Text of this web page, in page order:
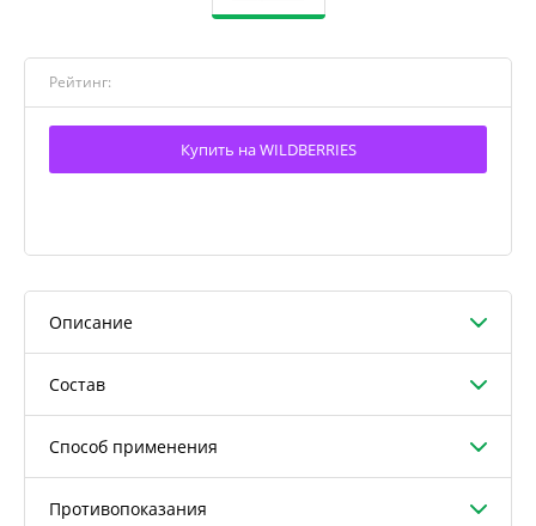
Рейтинг:
Купить на WILDBERRIES
Описание
Состав
Способ применения
Противопоказания